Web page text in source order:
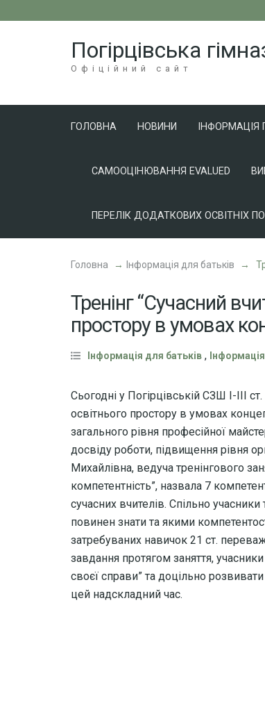
Погірцівська
Офіційний сайт
ГОЛОВНА НОВИНИ ІНФОРМАЦІЯ
САМООЦІНЮВАННЯ EVALUED
ПЕРЕЛІК ДОДАТКОВИХ ОСВІТНІХ
Головна → Інформація для батьків →
Тренінг “Сучасний
простору в умовах
Інформація для батьків ,
Сьогодні у Погірцівській СЗШ І-ІІІ
освітнього простору в умовах
загального рівня професійної
досвіду роботи, підвищення рівня
Михайлівна, ведуча тренінгового
компетентність”, назвала 7
сучасних вчителів. Спільно
повинен знати та якими
затребуваних навичок 21 ст.
завдання протягом заняття,
своєї справи” та доцільно
цей надскладний час.